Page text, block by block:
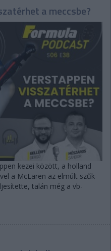
a meccsbe?
kezei között, a holland
a McLaren az elmúlt szűk
talán még a vb-